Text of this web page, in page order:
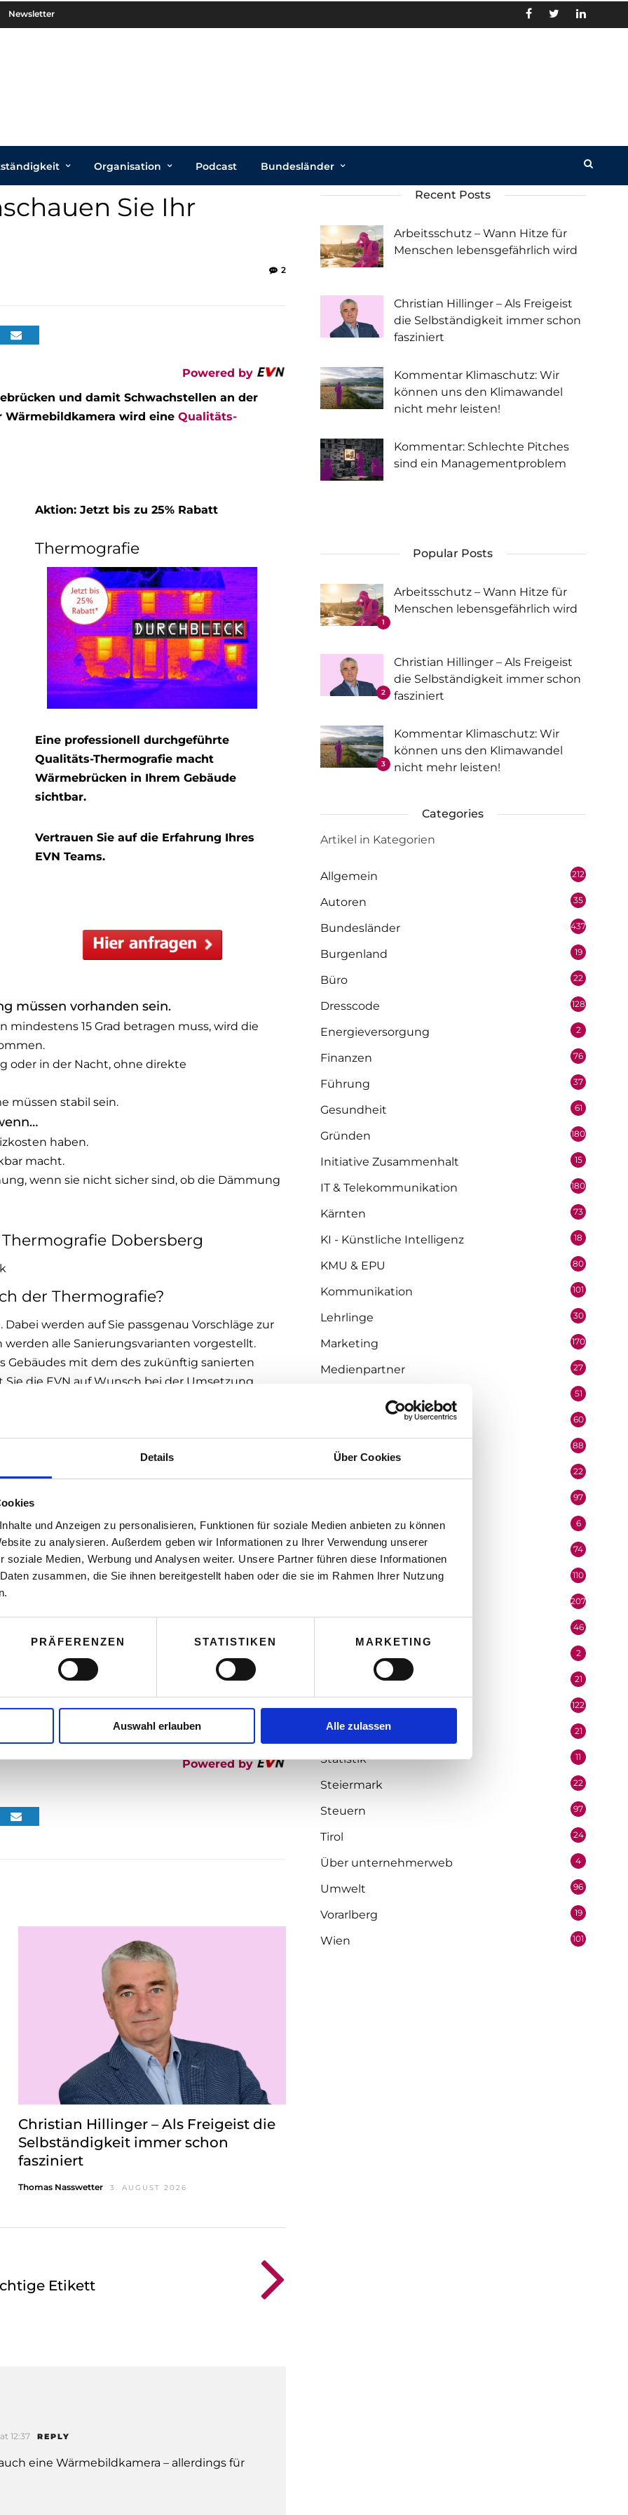
Details Über Cookies
und Anzeigen zu personalisieren, Funktionen für soziale Medien anbieten zu können
zu analysieren. Außerdem geben wir Informationen zu Ihrer Verwendung unserer
soziale Medien, Werbung und Analysen weiter. Unsere Partner führen diese Informationen
zusammen, die Sie ihnen bereitgestellt haben oder die sie im Rahmen Ihrer Nutzung
PRÄFERENZEN STATISTIKEN MARKETING
Auswahl erlauben Alle zulassen
Newsletter
Organisation Podcast Bundesländer
Sie Ihr
2
Powered by
und damit Schwachstellen an der
Wärmebildkamera wird eine Qualitäts-
Aktion: Jetzt bis zu 25% Rabatt
Thermografie
Eine professionell durchgeführte
Qualitäts-Thermografie macht
Wärmebrücken in Ihrem Gebäude
sichtbar.
Vertrauen Sie auf die Erfahrung Ihres
EVN Teams.
müssen vorhanden sein.
15 Grad betragen muss, wird die
oder in der Nacht, ohne direkte
müssen stabil sein.
haben.
macht.
wenn sie nicht sicher sind, ob die Dämmung
Dobersberg
der Thermografie?
werden auf Sie passgenau Vorschläge zur
alle Sanierungsvarianten vorgestellt.
Gebäudes mit dem des zukünftig sanierten
die EVN auf Wunsch bei der Umsetzung
man beruhigt unangenehme und
der EVN überwachen und koordinieren
Messestand bei der
Tulln
Powered by
Christian Hillinger – Als Freigeist die
Selbständigkeit immer schon
fasziniert
Thomas Nasswetter 3. AUGUST 2026
Etikett
12:37 REPLY
eine Wärmebildkamera – allerdings für
Recent Posts
Arbeitsschutz – Wann Hitze für
Menschen lebensgefährlich wird
Christian Hillinger – Als Freigeist
die Selbständigkeit immer schon
fasziniert
Kommentar Klimaschutz: Wir
können uns den Klimawandel
nicht mehr leisten!
Kommentar: Schlechte Pitches
sind ein Managementproblem
Popular Posts
1
Arbeitsschutz – Wann Hitze für
Menschen lebensgefährlich wird
2
Christian Hillinger – Als Freigeist
die Selbständigkeit immer schon
fasziniert
3
Kommentar Klimaschutz: Wir
können uns den Klimawandel
nicht mehr leisten!
Categories
Artikel in Kategorien
Allgemein 212
Autoren 35
Bundesländer 437
Burgenland 19
Büro 22
Dresscode 128
Energieversorgung 2
Finanzen 76
Führung 37
Gesundheit 61
Gründen 180
Initiative Zusammenhalt 15
IT & Telekommunikation 180
Kärnten 73
KI - Künstliche Intelligenz 18
KMU & EPU 80
Kommunikation 101
Lehrlinge 30
Marketing 170
Medienpartner 27
51
Mobilität & Logistik 60
88
22
97
Performer 6
74
Politik 110
207
46
2
21
Selbstständigkeit 122
Soziologie 21
Statistik 11
Steiermark 22
Steuern 97
Tirol 24
Über unternehmerweb 4
Umwelt 96
Vorarlberg 19
Wien 101